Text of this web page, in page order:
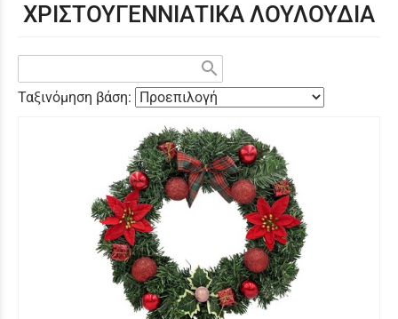
ΧΡΙΣΤΟΥΓΕΝΝΙΑΤΙΚΑ ΛΟΥΛΟΥΔΙΑ
search
Ταξινόμηση βάση: